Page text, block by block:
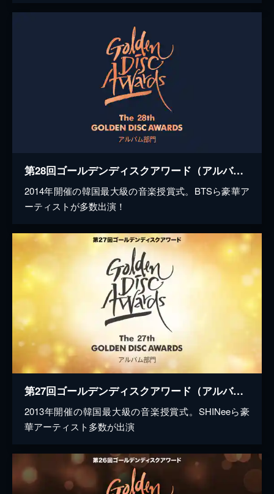
第28回ゴールデンディスクアワード（アルバム部門）
2014年開催の韓国最大級の音楽授賞式。BTSら豪華ア
ーティストが多数出演！
第27回ゴールデンディスクアワード（アルバム部門）
2013年開催の韓国最大級の音楽授賞式。SHINeeら豪
華アーティスト多数が出演